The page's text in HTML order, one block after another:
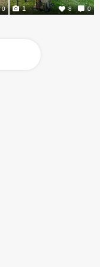
0 8 0
1